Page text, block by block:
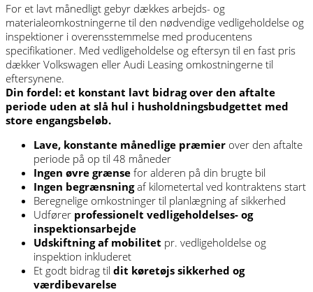
For et lavt månedligt gebyr dækkes arbejds- og
materialeomkostningerne til den nødvendige vedligeholdelse og
inspektioner i overensstemmelse med producentens
specifikationer. Med vedligeholdelse og eftersyn til en fast pris
dækker Volkswagen eller Audi Leasing omkostningerne til
eftersynene.
Din fordel: et konstant lavt bidrag over den aftalte
periode uden at slå hul i husholdningsbudgettet med
store engangsbeløb.
Lave, konstante månedlige præmier over den aftalte
periode på op til 48 måneder
Ingen øvre grænse for alderen på din brugte bil
Ingen begrænsningaf kilometertal ved kontraktens start
Beregnelige omkostninger til planlægning af sikkerhed
Udfører professionelt vedligeholdelses- og
inspektionsarbejde
Udskiftning af mobilitet pr. vedligeholdelse og
inspektion inkluderet
Et godt bidrag til dit køretøjs sikkerhed og
værdibevarelse